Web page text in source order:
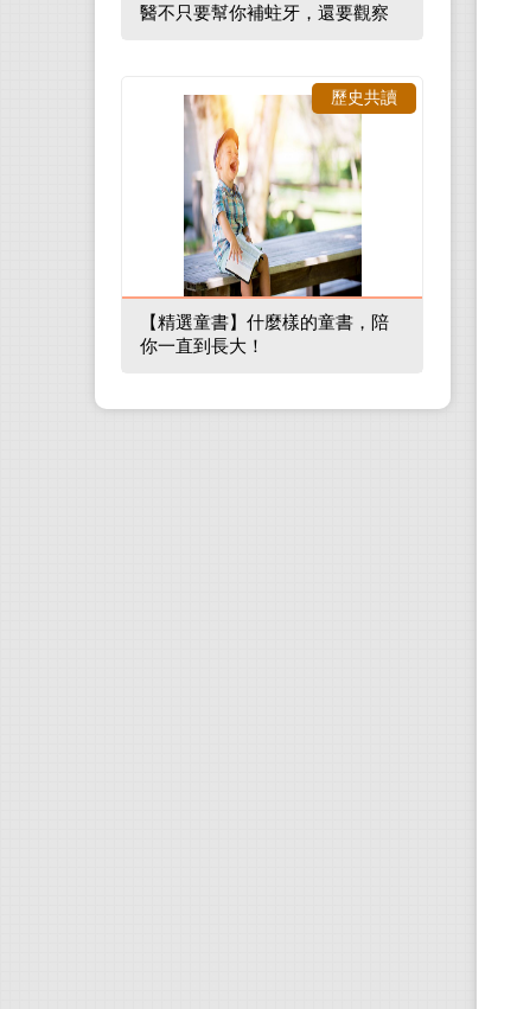
醫不只要幫你補蛀牙，還要觀察
【精選童書】什麼樣的童書，陪
你一直到長大！
歷史共讀